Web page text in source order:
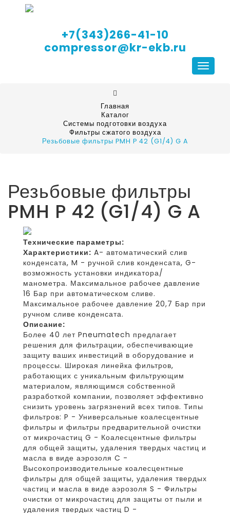
+7(343)266-41-10
compressor@kr-ekb.ru
Главная
Каталог
Системы подготовки воздуха
Фильтры сжатого воздуха
Резьбовые фильтры PMH P 42 (G1/4) G A
Резьбовые фильтры
PMH P 42 (G1/4) G A
Технические параметры:
Характеристики: A- автоматический слив
конденсата, M - ручной слив конденсата, G-
возможность установки индикатора/
манометра. Максимальное рабочее давление
16 Бар при автоматическом сливе.
Максимальное рабочее давление 20,7 Бар при
ручном сливе конденсата.
Описание:
Более 40 лет Pneumatech предлагает
решения для фильтрации, обеспечивающие
защиту ваших инвестиций в оборудование и
процессы. Широкая линейка фильтров,
работающих с уникальным фильтрующим
материалом, являющимся собственной
разработкой компании, позволяет эффективно
снизить уровень загрязнений всех типов. Типы
фильтров: P - Универсальные коалесцентные
фильтры и фильтры предварительной очистки
от микрочастиц G - Коалесцентные фильтры
для общей защиты, удаления твердых частиц и
масла в виде аэрозоля C -
Высокопроизводительные коалесцентные
фильтры для общей защиты, удаления твердых
частиц и масла в виде аэрозоля S - Фильтры
очистки от микрочастиц для защиты от пыли и
удаления твердых частиц D -